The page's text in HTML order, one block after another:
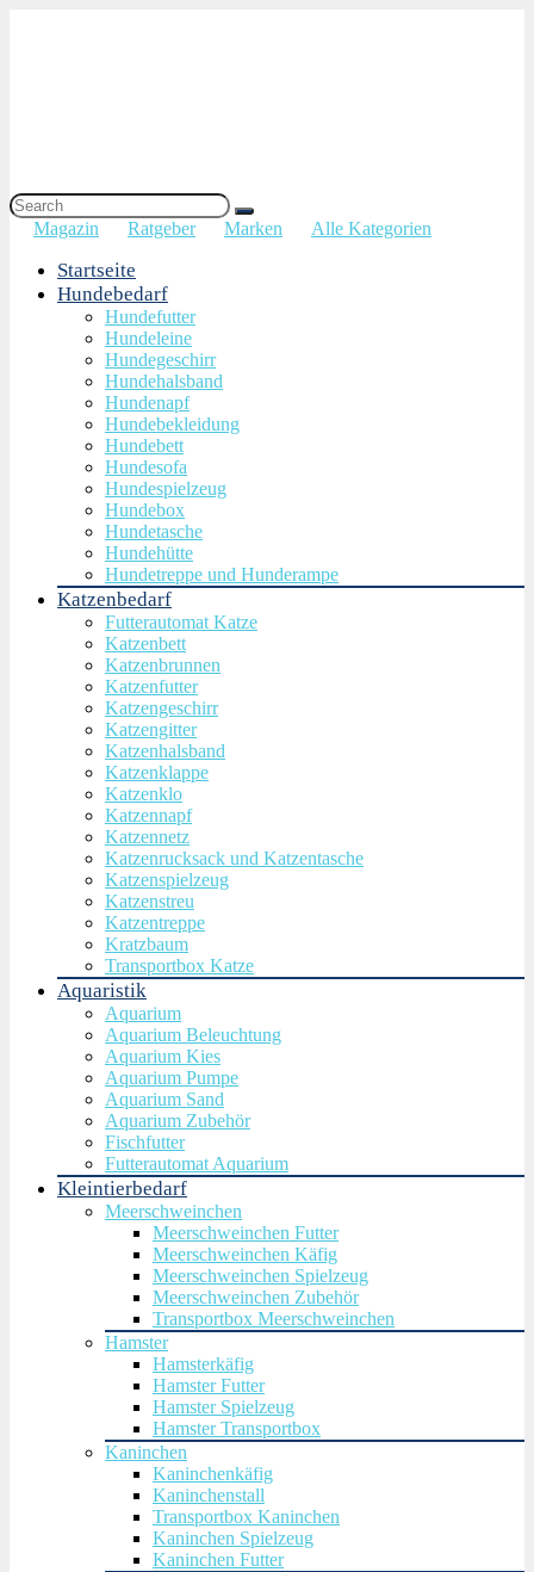
Magazin Ratgeber Marken Alle Kategorien
Startseite
Hundebedarf
Hundefutter
Hundeleine
Hundegeschirr
Hundehalsband
Hundenapf
Hundebekleidung
Hundebett
Hundesofa
Hundespielzeug
Hundebox
Hundetasche
Hundehütte
Hundetreppe und Hunderampe
Katzenbedarf
Futterautomat Katze
Katzenbett
Katzenbrunnen
Katzenfutter
Katzengeschirr
Katzengitter
Katzenhalsband
Katzenklappe
Katzenklo
Katzennapf
Katzennetz
Katzenrucksack und Katzentasche
Katzenspielzeug
Katzenstreu
Katzentreppe
Kratzbaum
Transportbox Katze
Aquaristik
Aquarium
Aquarium Beleuchtung
Aquarium Kies
Aquarium Pumpe
Aquarium Sand
Aquarium Zubehör
Fischfutter
Futterautomat Aquarium
Kleintierbedarf
Meerschweinchen
Meerschweinchen Futter
Meerschweinchen Käfig
Meerschweinchen Spielzeug
Meerschweinchen Zubehör
Transportbox Meerschweinchen
Hamster
Hamsterkäfig
Hamster Futter
Hamster Spielzeug
Hamster Transportbox
Kaninchen
Kaninchenkäfig
Kaninchenstall
Transportbox Kaninchen
Kaninchen Spielzeug
Kaninchen Futter